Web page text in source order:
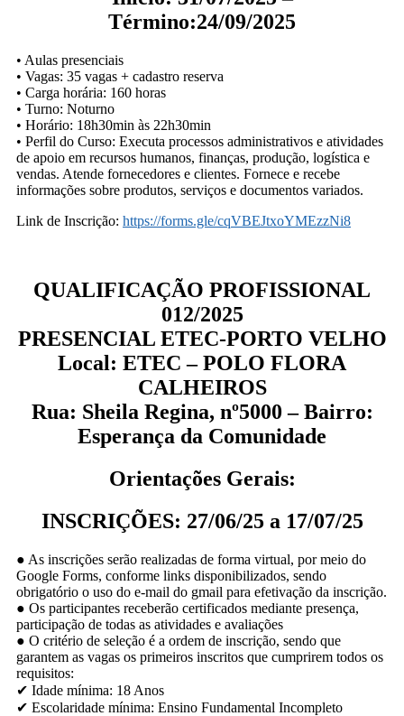
Término:24/09/2025
• Aulas presenciais
• Vagas: 35 vagas + cadastro reserva
• Carga horária: 160 horas
• Turno: Noturno
• Horário: 18h30min às 22h30min
• Perfil do Curso: Executa processos administrativos e atividades
de apoio em recursos humanos, finanças, produção, logística e
vendas. Atende fornecedores e clientes. Fornece e recebe
informações sobre produtos, serviços e documentos variados.
Link de Inscrição: https://forms.gle/cqVBEJtxoYMEzzNi8
QUALIFICAÇÃO PROFISSIONAL
012/2025
PRESENCIAL ETEC-PORTO VELHO
Local: ETEC – POLO FLORA
CALHEIROS
Rua: Sheila Regina, nº5000 – Bairro:
Esperança da Comunidade
Orientações Gerais:
INSCRIÇÕES: 27/06/25 a 17/07/25
● As inscrições serão realizadas de forma virtual, por meio do
Google Forms, conforme links disponibilizados, sendo
obrigatório o uso do e-mail do gmail para efetivação da inscrição.
● Os participantes receberão certificados mediante presença,
participação de todas as atividades e avaliações
● O critério de seleção é a ordem de inscrição, sendo que
garantem as vagas os primeiros inscritos que cumprirem todos os
requisitos:
✔ Idade mínima: 18 Anos
✔ Escolaridade mínima: Ensino Fundamental Incompleto